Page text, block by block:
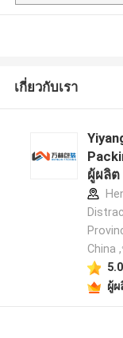
เกี่ยวกับเรา
ผู้ผลิต
China
5.0
ผู้